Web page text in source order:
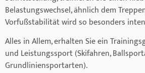
Belastungswechsel, ähnlich dem
Vorfußstabilität wird so besonders
Alles in Allem, erhalten Sie ein
und Leistungssport (Skifahren,
Grundliniensportarten).